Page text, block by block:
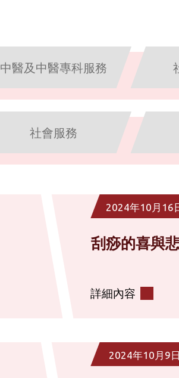
中醫及中醫專科服務
社會服務
2024年10月16
刮痧的喜與
詳細內容
2024年10月9日